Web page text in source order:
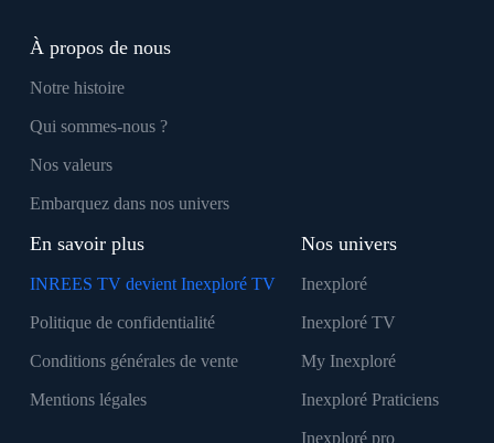
À propos de nous
Notre histoire
Qui sommes-nous ?
Nos valeurs
Embarquez dans nos univers
En savoir plus
INREES TV devient Inexploré TV
Politique de confidentialité
Conditions générales de vente
Mentions légales
Nos univers
Inexploré
Inexploré TV
My Inexploré
Inexploré Praticiens
Inexploré pro